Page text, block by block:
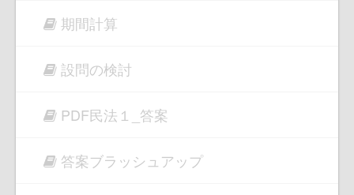
期間計算
設問の検討
PDF民法１_答案
答案ブラッシュアップ